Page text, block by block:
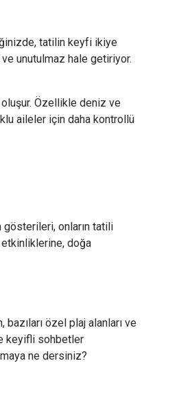
tatilin keyfi ikiye
unutulmaz hale getiriyor.
Özellikle deniz ve
aileler için daha kontrollü
gösterileri, onların tatili
etkinliklerine, doğa
özel plaj alanları ve
keyifli sohbetler
ne dersiniz?